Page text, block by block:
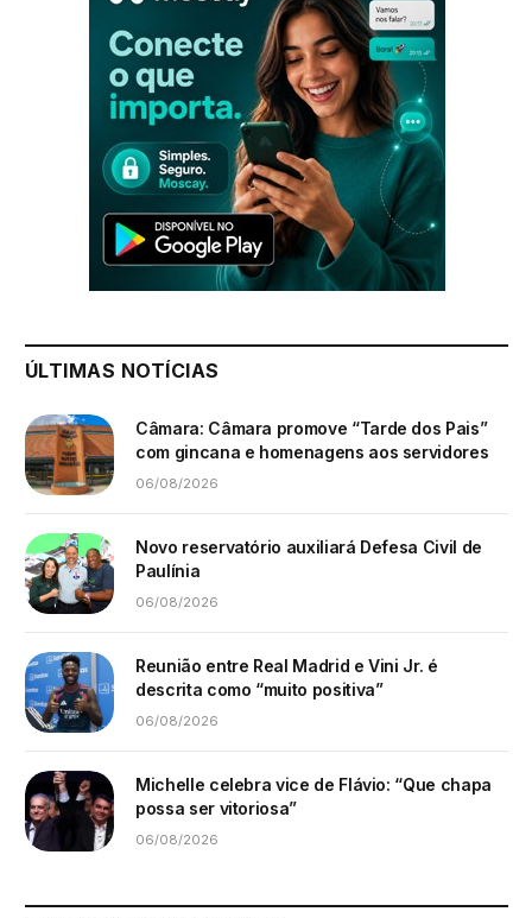
ÚLTIMAS NOTÍCIAS
Câmara: Câmara promove “Tarde dos Pais”
com gincana e homenagens aos servidores
06/08/2026
Novo reservatório auxiliará Defesa Civil de
Paulínia
06/08/2026
Reunião entre Real Madrid e Vini Jr. é
descrita como “muito positiva”
06/08/2026
Michelle celebra vice de Flávio: “Que chapa
possa ser vitoriosa”
06/08/2026